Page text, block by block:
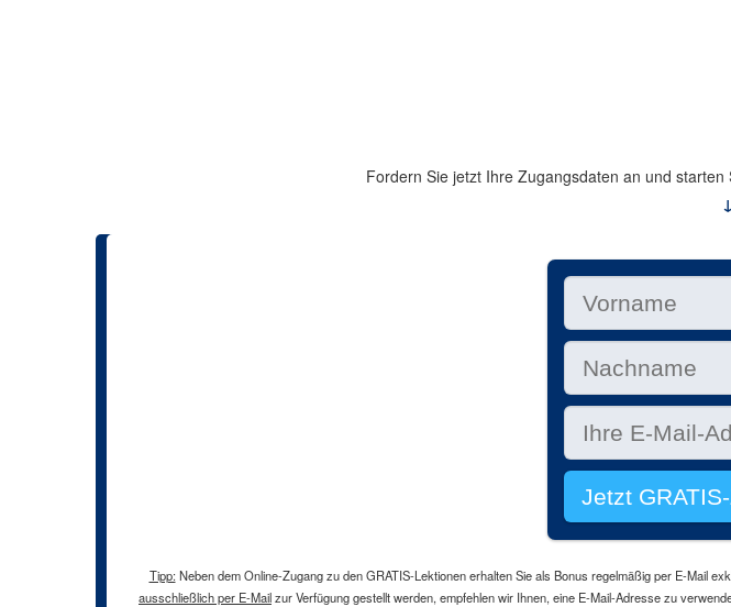
Fordern Sie jetzt Ihre Zugangsdaten an und
Tipp:Neben dem Online-Zugang zu den GRATIS-Lektionen erhalten Sie als Bonus regelmäßig per E-Mail
ausschließlich per E-Mailzur Verfügung gestellt werden, empfehlen wir Ihnen, eine E-Mail-Adresse zu